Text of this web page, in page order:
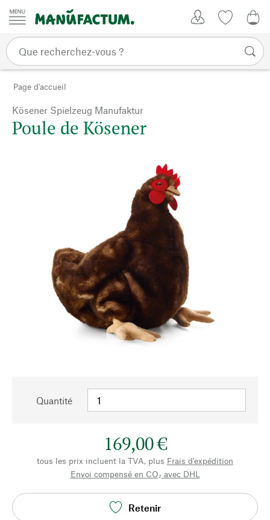
Passer au contenu
Page d'accueil
Kösener Spielzeug Manufaktur
Poule de Kösener
Quantité
169,00 €
tous les prix incluent la TVA, plus Frais d'expédition
Envoi compensé en CO₂ avec DHL
Retenir